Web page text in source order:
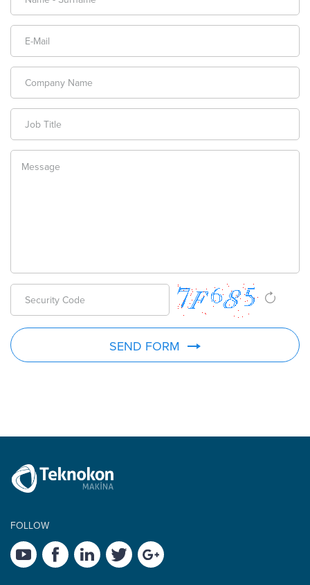
SEND FORM
FOLLOW